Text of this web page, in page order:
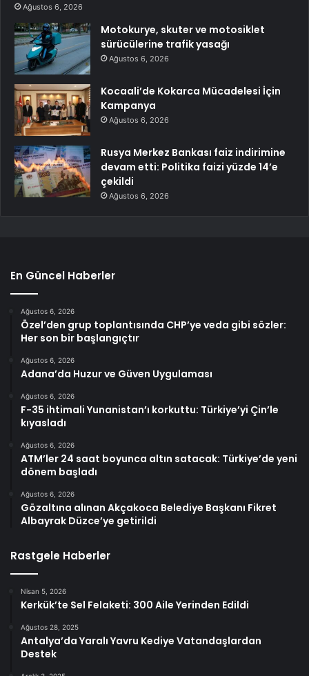
Ağustos 6, 2026
Motokurye, skuter ve motosiklet
sürücülerine trafik yasağı
Ağustos 6, 2026
Kocaali’de Kokarca Mücadelesi İçin
Kampanya
Ağustos 6, 2026
Rusya Merkez Bankası faiz indirimine
devam etti: Politika faizi yüzde 14’e
çekildi
Ağustos 6, 2026
En Güncel Haberler
Ağustos 6, 2026
Özel’den grup toplantısında CHP’ye veda gibi sözler:
Her son bir başlangıçtır
Ağustos 6, 2026
Adana’da Huzur ve Güven Uygulaması
Ağustos 6, 2026
F-35 ihtimali Yunanistan’ı korkuttu: Türkiye’yi Çin’le
kıyasladı
Ağustos 6, 2026
ATM’ler 24 saat boyunca altın satacak: Türkiye’de yeni
dönem başladı
Ağustos 6, 2026
Gözaltına alınan Akçakoca Belediye Başkanı Fikret
Albayrak Düzce’ye getirildi
Rastgele Haberler
Nisan 5, 2026
Kerkük’te Sel Felaketi: 300 Aile Yerinden Edildi
Ağustos 28, 2025
Antalya’da Yaralı Yavru Kediye Vatandaşlardan
Destek